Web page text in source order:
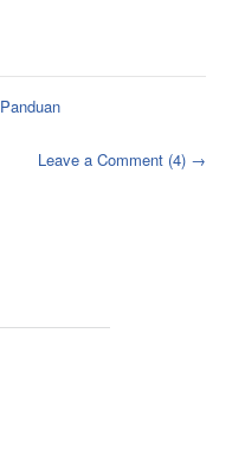
Panduan
Leave a Comment (4) →